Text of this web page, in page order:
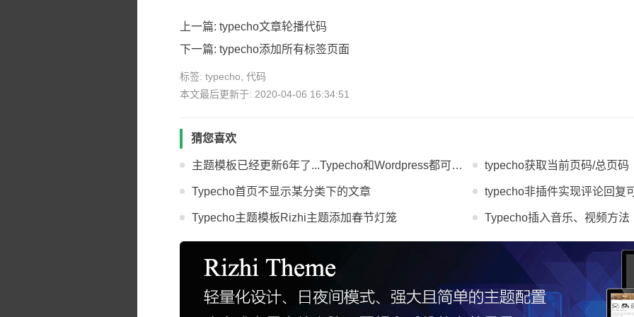
上一篇: typecho文章轮播代码
下一篇: typecho添加所有标签页面
标签: typecho 代码
本文最后更新于: 2020-04-06 16:34:51
猜您喜欢
主题模板已经更新6年了...Typecho和Wordpress都可以用！ typecho获取当前页码/总页码
Typecho首页不显示某分类下的文章 typecho非插件实现评论回复
Typecho主题模板Rizhi主题添加春节灯笼 Typecho插入音乐、视频方法